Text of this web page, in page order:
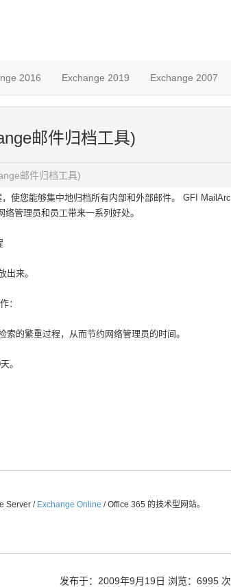
2016 Exchange 2019 Exchange 2007
邮件归档工具)
邮件归档工具)
使您能够集中地归档所有内部和外部邮件。 GFI MailArc
管理员和员工带来一系列好处。
出来。
：
的繁重过程，从而节约网络管理员的时间。
。
Server / Exchange Online / Office 365 的技术型网站。
发布于： 2009年9月19日 浏览：6995 次